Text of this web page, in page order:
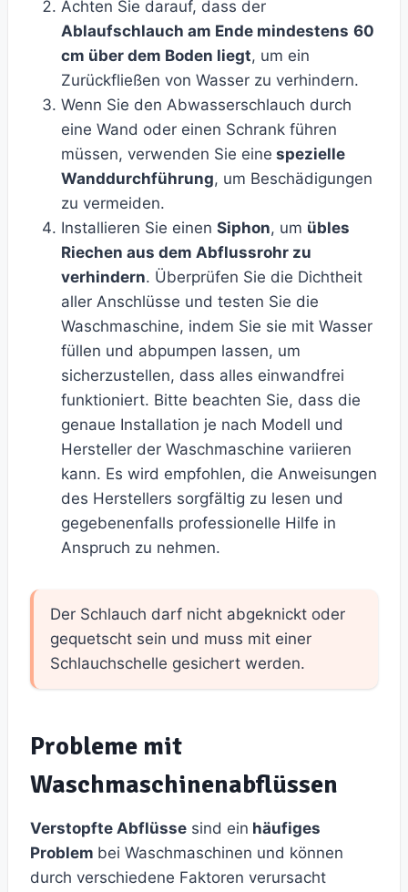
Achten Sie darauf, dass der
Ablaufschlauch am Ende mindestens 60
cm über dem Boden liegt, um ein
Zurückfließen von Wasser zu verhindern.
Wenn Sie den Abwasserschlauch durch
eine Wand oder einen Schrank führen
müssen, verwenden Sie eine spezielle
Wanddurchführung, um Beschädigungen
zu vermeiden.
Installieren Sie einen Siphon, um übles
Riechen aus dem Abflussrohr zu
verhindern. Überprüfen Sie die Dichtheit
aller Anschlüsse und testen Sie die
Waschmaschine, indem Sie sie mit Wasser
füllen und abpumpen lassen, um
sicherzustellen, dass alles einwandfrei
funktioniert. Bitte beachten Sie, dass die
genaue Installation je nach Modell und
Hersteller der Waschmaschine variieren
kann. Es wird empfohlen, die Anweisungen
des Herstellers sorgfältig zu lesen und
gegebenenfalls professionelle Hilfe in
Anspruch zu nehmen.
Der Schlauch darf nicht abgeknickt oder
gequetscht sein und muss mit einer
Schlauchschelle gesichert werden.
Probleme mit
Waschmaschinenabflüssen
Verstopfte Abflüsse sind ein häufiges
Problem bei Waschmaschinen und können
durch verschiedene Faktoren verursacht